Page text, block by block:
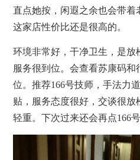
直点她按，闲遐之余也会带
这家店性价比还是很高的。
环境非常好，干净卫生，是
服务很到位。会查看苏康码和
位。推荐166号技师，手法力
贴，服务态度很好，交谈很放
轻重。下次过来还会再点166号